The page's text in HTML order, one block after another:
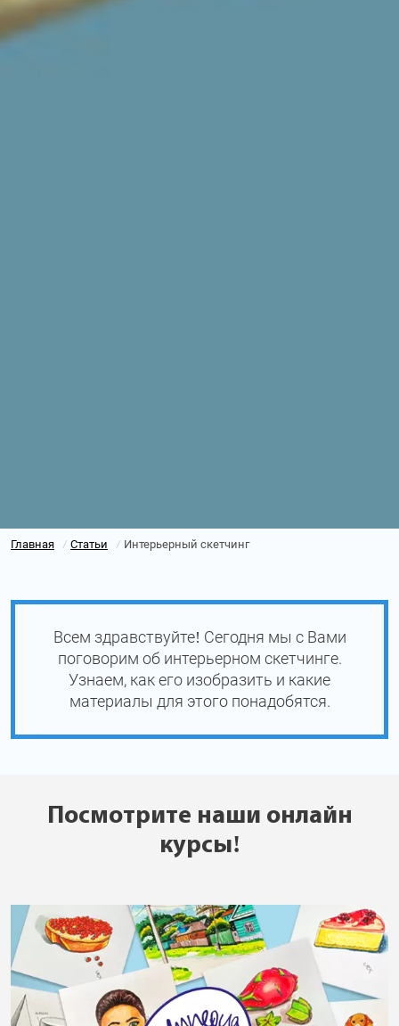
Главная / Статьи / Интерьерный скетчинг
Всем здравствуйте! Сегодня мы с Вами
поговорим об интерьерном скетчинге.
Узнаем, как его изобразить и какие
материалы для этого понадобятся.
Посмотрите наши онлайн
курсы!